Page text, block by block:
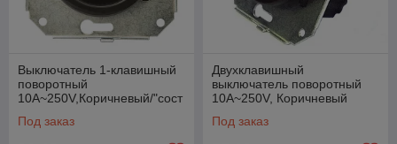
Выключатель 1-клавишный
поворотный
10А~250V,Коричневый/"сост
Под заказ
Двухклавишный
выключатель поворотный
10А~250V, Коричневый
Под заказ